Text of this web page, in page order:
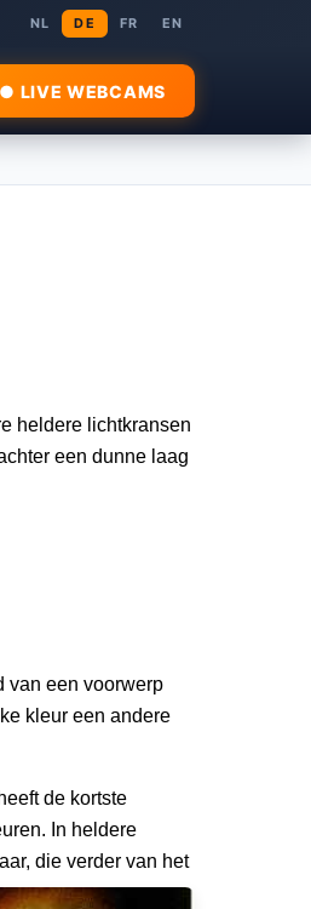
NL DE FR EN
● LIVE WEBCAMS
heldere lichtkransen
een dunne laag
van een voorwerp
kleur een andere
de kortste
In heldere
die verder van het